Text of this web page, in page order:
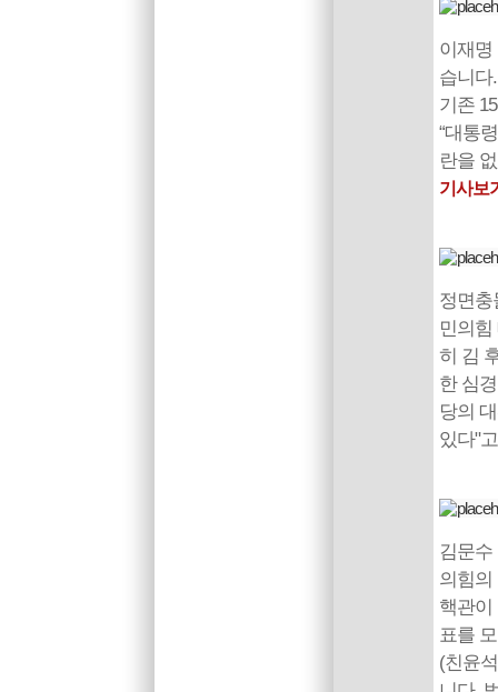
이재명
습니다
기존
“대통
란을
기사보
정면충
민의
히 김
한 심
당의
있다"
김문
의힘의
핵관이
표를
(친윤